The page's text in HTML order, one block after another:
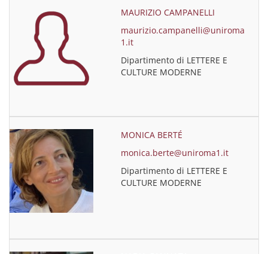
MAURIZIO CAMPANELLI
maurizio.campanelli@uniroma
1.it
Dipartimento di LETTERE E
CULTURE MODERNE
MONICA BERTÉ
monica.berte@uniroma1.it
Dipartimento di LETTERE E
CULTURE MODERNE